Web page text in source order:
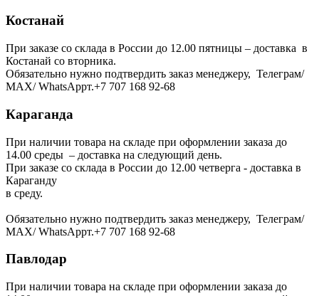
Костанай
При заказе со склада в России до 12.00 пятницы – доставка в
Костанай со вторника.
Обязательно нужно подтвердить заказ менеджеру, Телеграм/
МАХ/ WhatsAppт.+7 707 168 92-68
Караганда
При наличии товара на складе при оформлении заказа до
14.00 среды – доставка на следующий день.
При заказе со склада в России до 12.00 четверга - доставка в
Караганду
в среду.
Обязательно нужно подтвердить заказ менеджеру, Телеграм/
МАХ/ WhatsAppт.+7 707 168 92-68
Павлодар
При наличии товара на складе при оформлении заказа до